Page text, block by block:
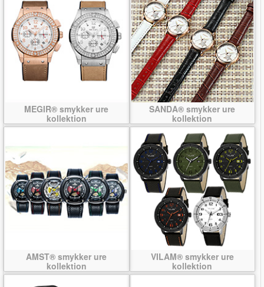
MEGIR® smykker ure
kollektion
SANDA® smykker ure
kollektion
AMST® smykker ure
kollektion
VILAM® smykker ure
kollektion